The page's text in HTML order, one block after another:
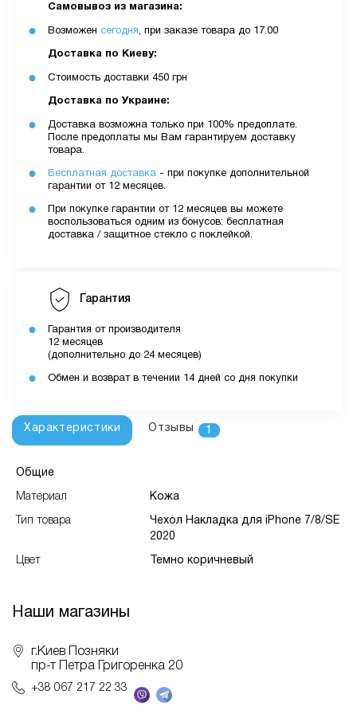
Самовывоз из магазина:
Возможен сегодня, при заказе товара до 17.00
Доставка по Киеву:
Стоимость доставки 450 грн
Доставка по Украине:
Доставка возможна только при 100% предоплате.
После предоплаты мы Вам гарантируем доставку
товара.
Бесплатная доставка - при покупке дополнительной
гарантии от 12 месяцев.
При покупке гарантии от 12 месяцев вы можете
воспользоваться одним из бонусов: бесплатная
доставка / защитное стекло с поклейкой.
Гарантия
Гарантия от производителя
12 месяцев
(дополнительно до 24 месяцев)
Обмен и возврат в течении 14 дней со дня покупки
Характеристики Отзывы 1
Общие
Материал Кожа
Тип товара
Чехол Накладка для iPhone 7/8/SE
2020
Цвет Темно коричневый
Наши магазины
г.Киев Позняки
пр-т Петра Григоренка 20
+38 067 217 22 33